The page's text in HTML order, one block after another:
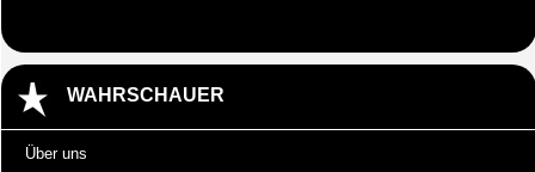
WAHRSCHAUER
Über uns